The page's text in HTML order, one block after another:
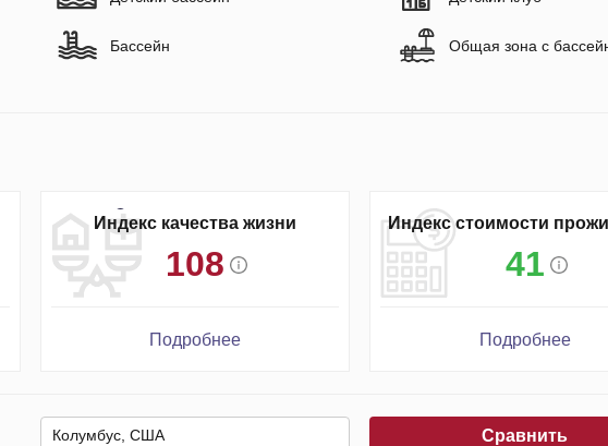
Бассейн Общая зона с
Индекс качества жизни
108
Подробнее
Индекс стоимости
41
Подробнее
Сравнить